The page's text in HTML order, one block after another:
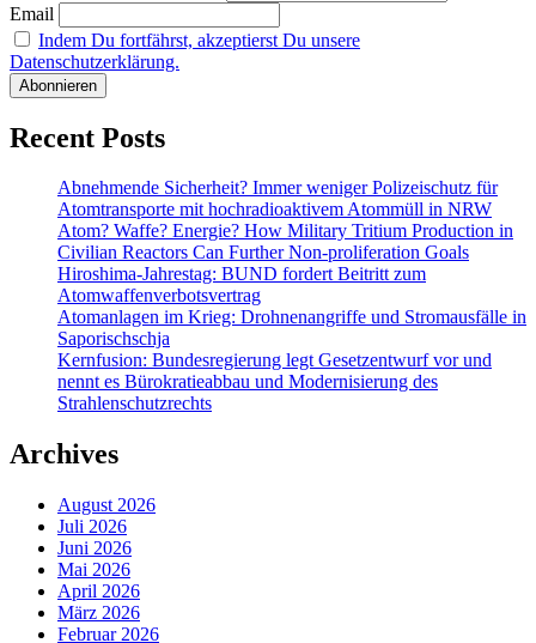
Email
Indem Du fortfährst, akzeptierst Du unsere
Datenschutzerklärung.
Recent Posts
Abnehmende Sicherheit? Immer weniger Polizeischutz für
Atomtransporte mit hochradioaktivem Atommüll in NRW
Atom? Waffe? Energie? How Military Tritium Production in
Civilian Reactors Can Further Non-proliferation Goals
Hiroshima-Jahrestag: BUND fordert Beitritt zum
Atomwaffenverbotsvertrag
Atomanlagen im Krieg: Drohnenangriffe und Stromausfälle in
Saporischschja
Kernfusion: Bundesregierung legt Gesetzentwurf vor und
nennt es Bürokratieabbau und Modernisierung des
Strahlenschutzrechts
Archives
August 2026
Juli 2026
Juni 2026
Mai 2026
April 2026
März 2026
Februar 2026